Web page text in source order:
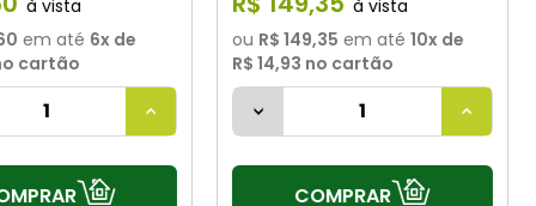
em até 6x de
cartão
ou R$ 149,35 em até 10x de
R$ 14,93 no cartão
COMPRAR